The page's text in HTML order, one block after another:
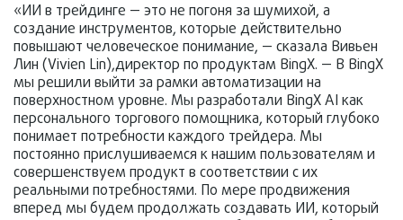
«ИИ в трейдинге — это не погоня за шумихой, а
создание инструментов, которые действительно
повышают человеческое понимание, — сказала Вивьен
Лин (Vivien Lin),директор по продуктам BingX. — В BingX
мы решили выйти за рамки автоматизации на
поверхностном уровне. Мы разработали BingX AI как
персонального торгового помощника, который глубоко
понимает потребности каждого трейдера. Мы
постоянно прислушиваемся к нашим пользователям и
совершенствуем продукт в соответствии с их
реальными потребностями. По мере продвижения
вперед мы будем продолжать создавать ИИ, который